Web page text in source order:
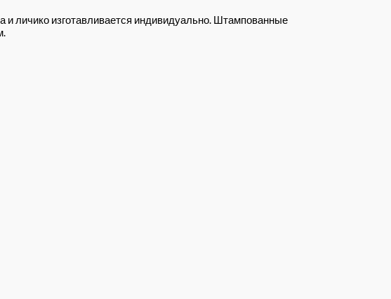
личико изготавливается индивидуально. Штампованные